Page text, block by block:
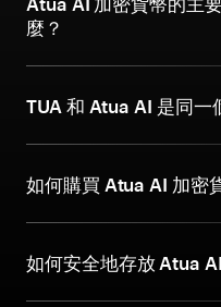
麼？
TUA 和 Atua AI 是同一
如何購買 Atua AI 加密
如何安全地存放 Atua